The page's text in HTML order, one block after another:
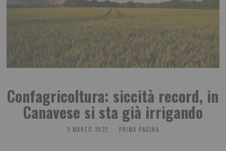
Confagricoltura: siccità record, in
Canavese si sta già irrigando
2 MARZO 2022 PRIMA PAGINA